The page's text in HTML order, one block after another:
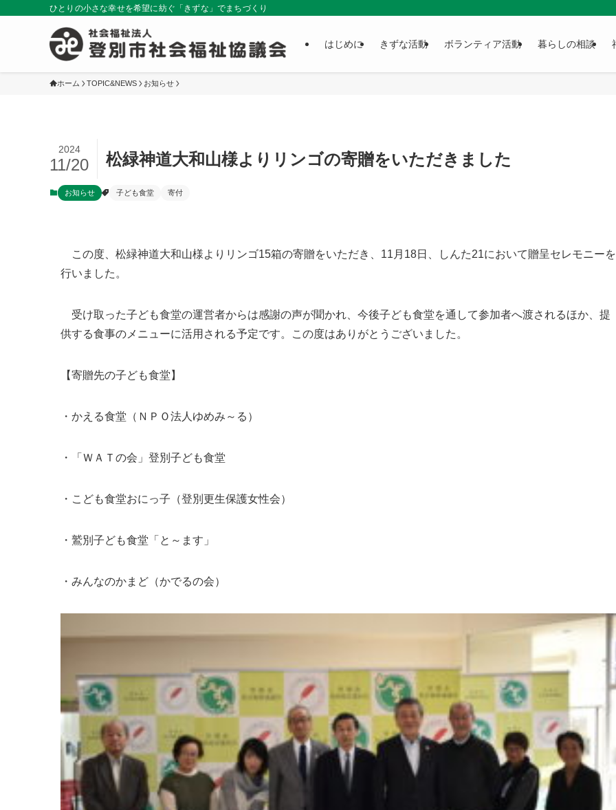
ひとりの小さな幸せを希望に紡ぐ「きずな」でまちづくり
はじめに きずな活動 ボランティア活動 暮らしの相談
ホーム TOPIC&NEWS お知らせ
松緑神道大和山様よりリンゴの寄贈をいただきました
2024
11/20
お知らせ 子ども食堂 寄付
この度、松緑神道大和山様よりリンゴ15箱の寄贈をいただき、11月18日、しんた21において贈呈セレモニーを
行いました。
受け取った子ども食堂の運営者からは感謝の声が聞かれ、今後子ども食堂を通して参加者へ渡されるほか、提
供する食事のメニューに活用される予定です。この度はありがとうございました。
【寄贈先の子ども食堂】
・かえる食堂（ＮＰＯ法人ゆめみ～る）
・「ＷＡＴの会」登別子ども食堂
・こども食堂おにっ子（登別更生保護女性会）
・鷲別子ども食堂「と～ます」
・みんなのかまど（かでるの会）